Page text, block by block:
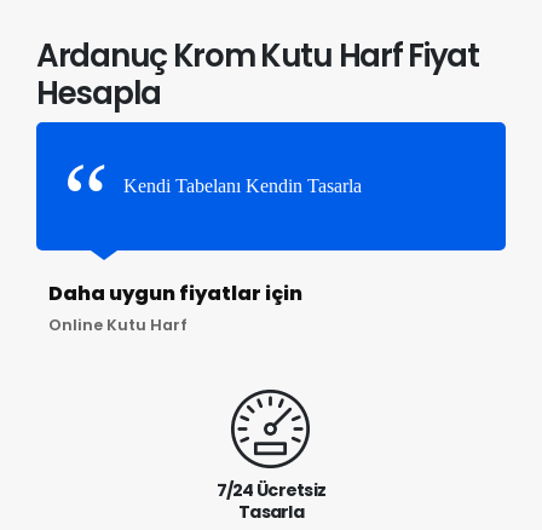
Ardanuç Krom Kutu Harf Fiyat
Hesapla
Kendi Tabelanı Kendin Tasarla
Daha uygun fiyatlar için
Online Kutu Harf
7/24 Ücretsiz
Tasarla